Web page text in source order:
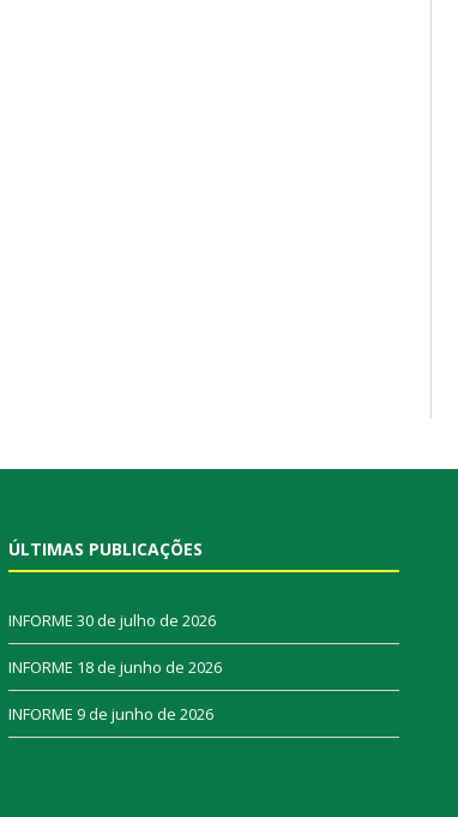
ÚLTIMAS PUBLICAÇÕES
INFORME 30 de julho de 2026
INFORME 18 de junho de 2026
INFORME 9 de junho de 2026